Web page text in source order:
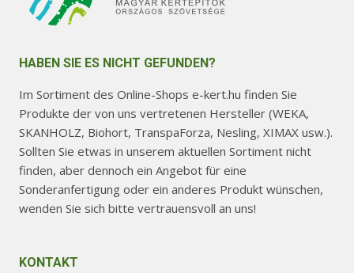
HABEN SIE ES NICHT GEFUNDEN?
Im Sortiment des Online-Shops e-kert.hu finden Sie
Produkte der von uns vertretenen Hersteller (WEKA,
SKANHOLZ, Biohort, TranspaForza, Nesling, XIMAX usw.).
Sollten Sie etwas in unserem aktuellen Sortiment nicht
finden, aber dennoch ein Angebot für eine
Sonderanfertigung oder ein anderes Produkt wünschen,
wenden Sie sich bitte vertrauensvoll an uns!
KONTAKT